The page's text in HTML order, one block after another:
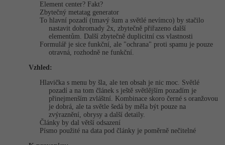
Element center? Fakt?
Zbytečný metatag generator
To hlavní pozadí (tmavý šum a světlé nevímco) by stačilo
nastavit dohromady 2x, zbytečně přiřazeno další
elementům. Další zbytečně duplicitní css vlastnosti
Formulář je sice funkční, ale "ochrana" proti spamu je pouze
otravná, rozhodně ne funkční.
Vzhled:
Hlavička s menu by šla, ale ten obsah je nic moc. Světlé
pozadí a na tom článek s ještě světlějším pozadím je
přinejmenším zvláštní. Kombinace skoro černé s oranžovou
je dobrá, ale ta světle šedá by měla být pouze na
zvýraznění, obrysy a další detaily.
Články by dal větší odsazení
Písmo použité na data pod články je poměrně nečitelné